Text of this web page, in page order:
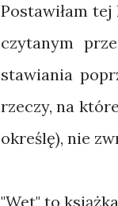
Postawiłam
czytanym
stawiania
rzeczy, na
określę), nie
"Wet" to